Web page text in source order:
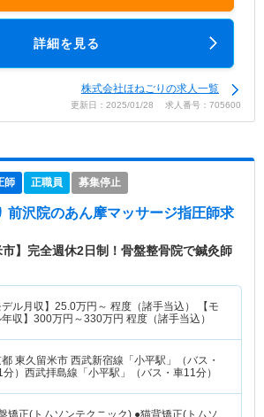
詳細を見る
株式会社ほねごりの求人一覧
更新日：2025/01/28 求人番号：705600
師 正職員 募集停止
前沢院のあん摩マッサージ指圧師求
市】完全週休2日制！骨盤整骨院で鍼灸師
デル月収】 25.0万円～ 程度（諸手当込） 【モ
収】 300万円～330万円 程度（諸手当込）
東久留米市 西武新宿線「小平駅」（バス・
分）西武拝島線「小平駅」（バス・車11分）